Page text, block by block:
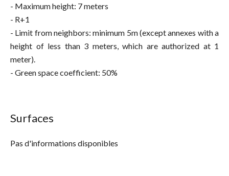
- Maximum height: 7 meters
- R+1
- Limit from neighbors: minimum 5m (except annexes with a
height of less than 3 meters, which are authorized at 1
meter).
- Green space coefficient: 50%
Surfaces
Pas d'informations disponibles